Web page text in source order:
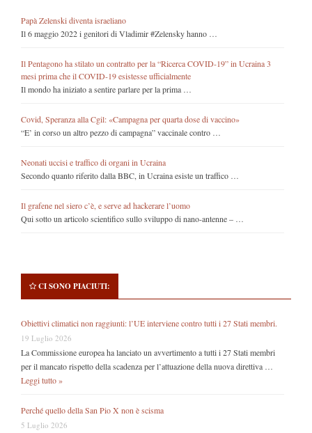
Papà Zelenski diventa israeliano
Il 6 maggio 2022 i genitori di Vladimir #Zelensky hanno …
Il Pentagono ha stilato un contratto per la “Ricerca COVID-19” in Ucraina 3
mesi prima che il COVID-19 esistesse ufficialmente
Il mondo ha iniziato a sentire parlare per la prima …
Covid, Speranza alla Cgil: «Campagna per quarta dose di vaccino»
“E’ in corso un altro pezzo di campagna” vaccinale contro …
Neonati uccisi e traffico di organi in Ucraina
Secondo quanto riferito dalla BBC, in Ucraina esiste un traffico …
Il grafene nel siero c’è, e serve ad hackerare l’uomo
Qui sotto un articolo scientifico sullo sviluppo di nano-antenne – …
CI SONO PIACIUTI:
Obiettivi climatici non raggiunti: l’UE interviene contro tutti i 27 Stati membri.
19 Luglio 2026
La Commissione europea ha lanciato un avvertimento a tutti i 27 Stati membri
per il mancato rispetto della scadenza per l’attuazione della nuova direttiva …
Leggi tutto »
Perché quello della San Pio X non è scisma
5 Luglio 2026